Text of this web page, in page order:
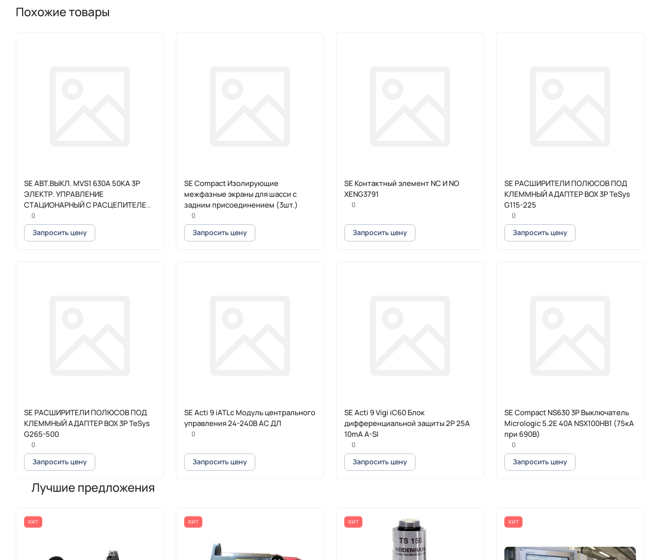
Похожие товары
SE АВТ.ВЫКЛ. MVS1 630A 50KA 3P
ЭЛЕКТР. УПРАВЛЕНИЕ
СТАЦИОНАРНЫЙ С РАСЦЕПИТЕЛЕМ
ETA6G
0
Запросить цену
SE Compact Изолирующие
межфазные экраны для шасси с
задним присоединением (3шт.)
0
Запросить цену
SE Контактный элемент NC И NO
XENG3791
0
Запросить цену
SE РАСШИРИТЕЛИ ПОЛЮСОВ ПОД
КЛЕММНЫЙ АДАПТЕР BOX 3P TeSys
G115-225
0
Запросить цену
SE РАСШИРИТЕЛИ ПОЛЮСОВ ПОД
КЛЕММНЫЙ АДАПТЕР BOX 3P TeSys
G265-500
0
Запросить цену
SE Acti 9 iATLc Модуль центрального
управления 24-240В АС ДЛ
0
Запросить цену
SE Acti 9 Vigi iC60 Блок
дифференциальной защиты 2P 25A
10mA A-SI
0
Запросить цену
SE Compact NS630 3P Выключатель
Micrologic 5.2E 40A NSX100HB1 (75кА
при 690B)
0
Запросить цену
Лучшие предложения
ХИТ ХИТ ХИТ ХИТ